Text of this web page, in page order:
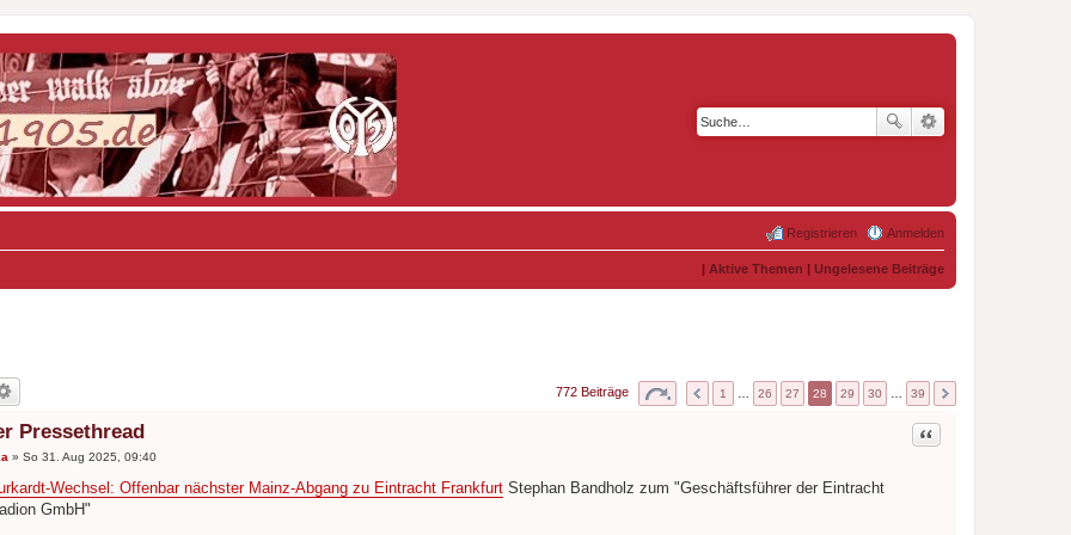
Anmelden
Registrieren
| Aktive Themen | Ungelesene Beiträge
772 Beiträge 1 26 27 28 29 30 39
Pressethread Zitat
» So 31. Aug 2025, 09:40
Wechsel: Offenbar nächster Mainz-Abgang zu Eintracht FrankfurtStephan Bandholz zum "Geschäftsführer der Eintracht
GmbH"